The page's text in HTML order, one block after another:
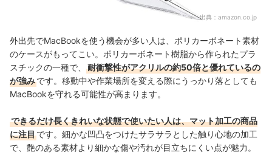
出典： amazon.co.jp
外出先でMacBookを使う機会が多い人は、ポリカーボネート素材
のケースがもってこい。ポリカーボネート樹脂から作られたプラ
スチックの一種で、
耐衝撃性がアクリルの約50倍と優れているの
が強みです。移動中や作業場所を変える際にうっかり落としても
MacBookを守れる可能性が高まります。
できるだけ長くきれいな状態で使いたい人は、マット加工の商品
に注目です。細かな凹凸をつけたサラサラとした触り心地の加工
で、艶のある素材より細かな傷や汚れが目立ちにくい点が魅力。